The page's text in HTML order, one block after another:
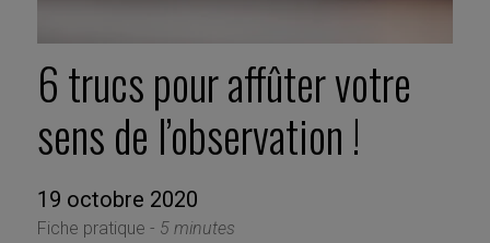
6 trucs pour affûter votre
sens de l’observation !
19 octobre 2020
Fiche pratique - 5 minutes